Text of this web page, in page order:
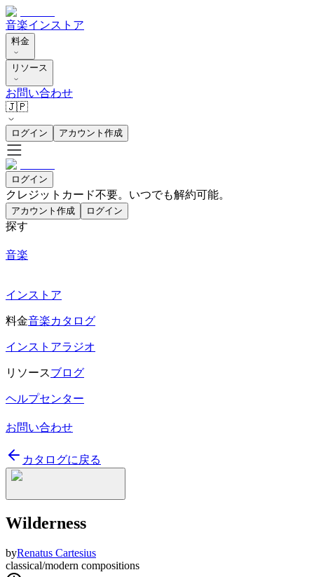
音楽インストア
料金
リソース
お問い合わせ
🇯🇵
ログイン アカウント作成
ログイン
クレジットカード不要。いつでも解約可能。
アカウント作成 ログイン
探す
音楽
インストア
料金音楽カタログ
インストアラジオ
リソースブログ
ヘルプセンター
お問い合わせ
カタログに戻る
Wilderness
byRenatus Cartesius
classical/modern compositions